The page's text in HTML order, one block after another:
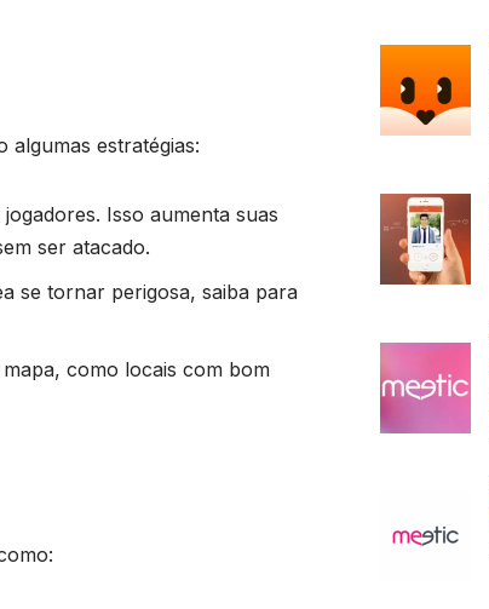
estratégias:
Isso aumenta suas
ser atacado.
se tornar perigosa, saiba para
como locais com bom